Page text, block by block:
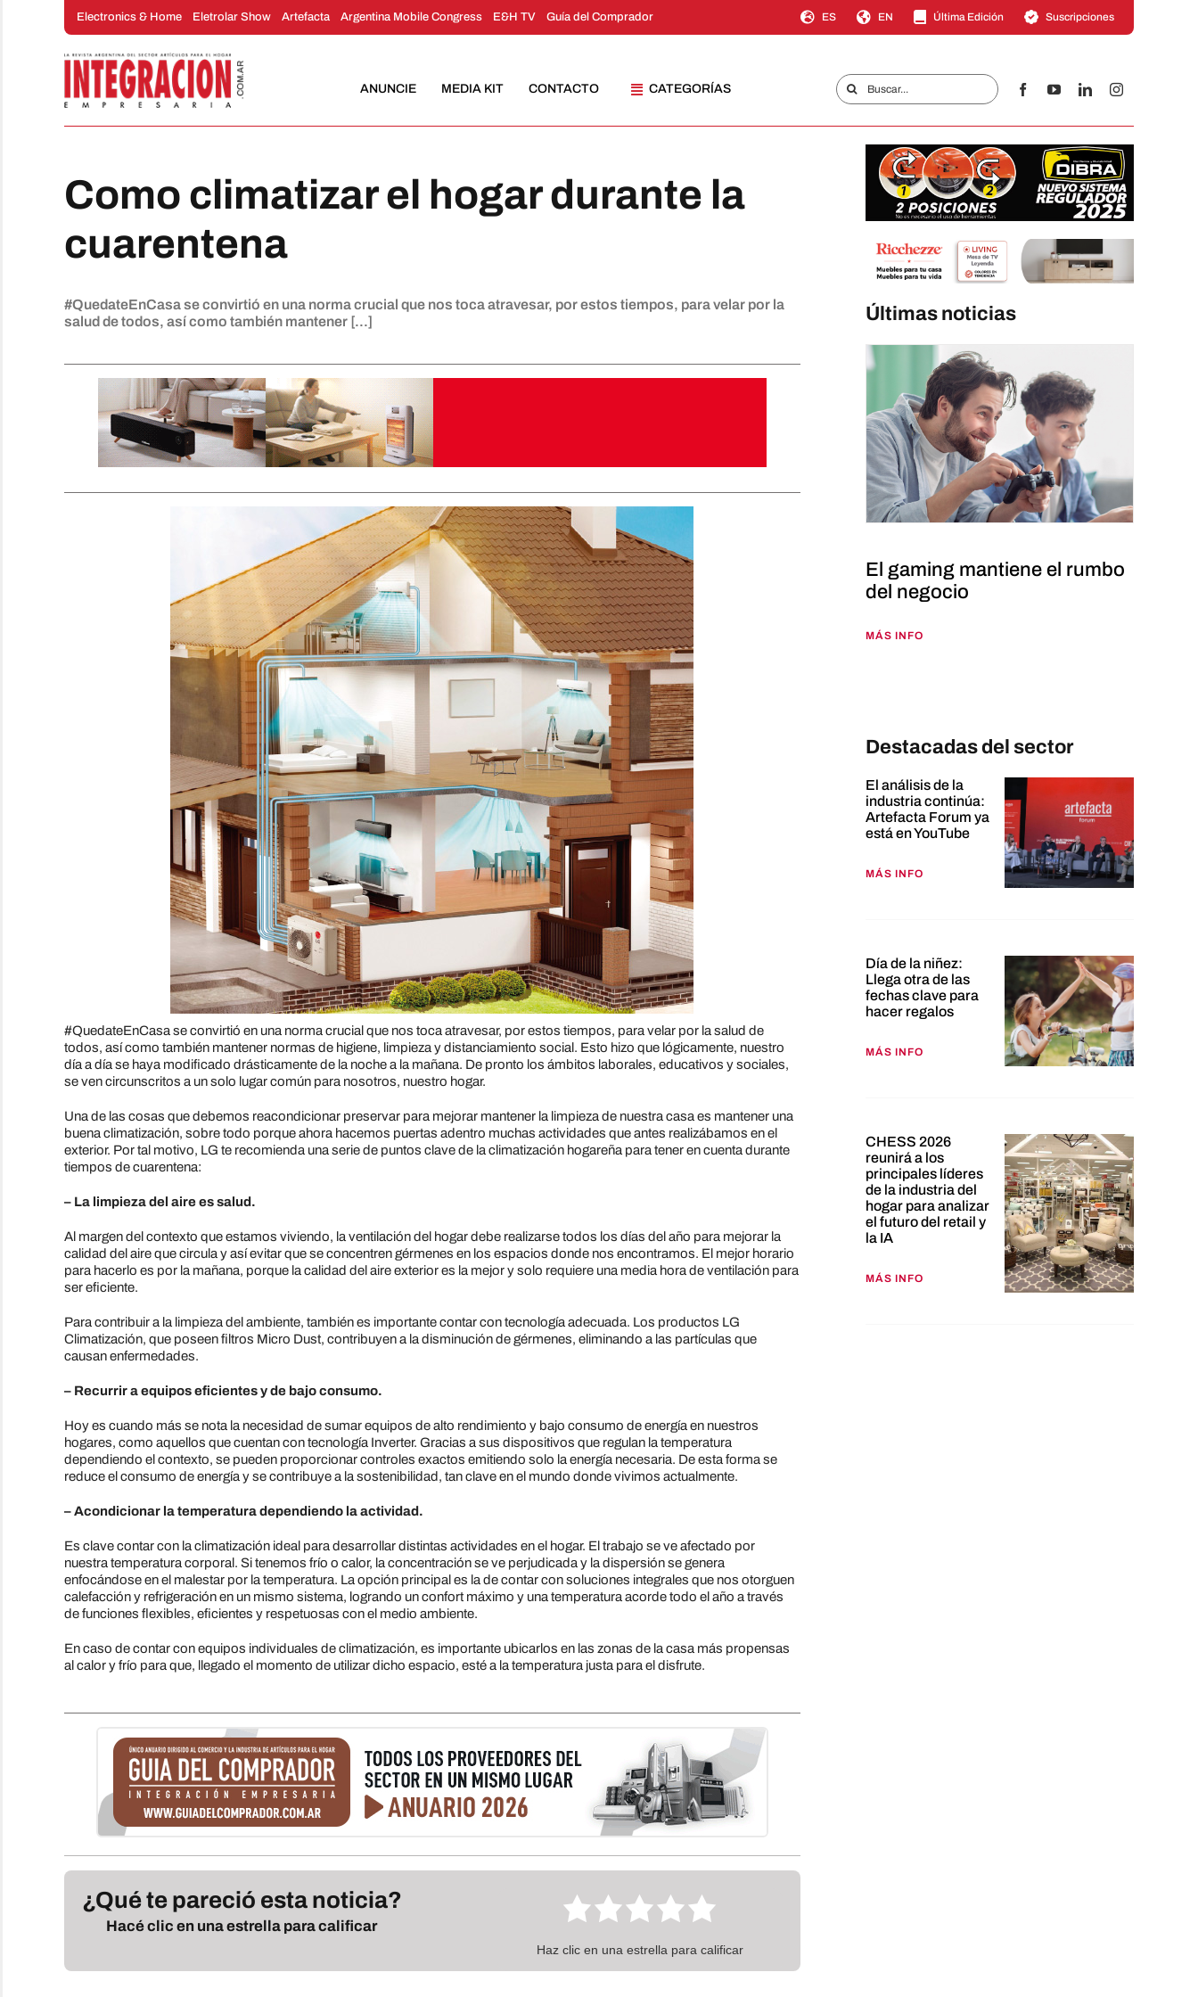
Electronics & Home Eletrolar Show Artefacta Argentina Mobile Congress E&H TV Guía del Comprador ES EN Última Edición Suscripciones
ANUNCIE MEDIA KIT CONTACTO CATEGORÍAS
Buscar:
Como climatizar el hogar durante la
cuarentena
#QuedateEnCasa se convirtió en una norma crucial que nos toca atravesar, por estos tiempos, para velar por la
salud de todos, así como también mantener [...]
#QuedateEnCasa se convirtió en una norma crucial que nos toca atravesar, por estos tiempos, para velar por la salud de
todos, así como también mantener normas de higiene, limpieza y distanciamiento social. Esto hizo que lógicamente, nuestro
día a día se haya modificado drásticamente de la noche a la mañana. De pronto los ámbitos laborales, educativos y sociales,
se ven circunscritos a un solo lugar común para nosotros, nuestro hogar.
Una de las cosas que debemos reacondicionar preservar para mejorar mantener la limpieza de nuestra casa es mantener una
buena climatización, sobre todo porque ahora hacemos puertas adentro muchas actividades que antes realizábamos en el
exterior. Por tal motivo, LG te recomienda una serie de puntos clave de la climatización hogareña para tener en cuenta durante
tiempos de cuarentena:
– La limpieza del aire es salud.
Al margen del contexto que estamos viviendo, la ventilación del hogar debe realizarse todos los días del año para mejorar la
calidad del aire que circula y así evitar que se concentren gérmenes en los espacios donde nos encontramos. El mejor horario
para hacerlo es por la mañana, porque la calidad del aire exterior es la mejor y solo requiere una media hora de ventilación para
ser eficiente.
Para contribuir a la limpieza del ambiente, también es importante contar con tecnología adecuada. Los productos LG
Climatización, que poseen filtros Micro Dust, contribuyen a la disminución de gérmenes, eliminando a las partículas que
causan enfermedades.
– Recurrir a equipos eficientes y de bajo consumo.
Hoy es cuando más se nota la necesidad de sumar equipos de alto rendimiento y bajo consumo de energía en nuestros
hogares, como aquellos que cuentan con tecnología Inverter. Gracias a sus dispositivos que regulan la temperatura
dependiendo el contexto, se pueden proporcionar controles exactos emitiendo solo la energía necesaria. De esta forma se
reduce el consumo de energía y se contribuye a la sostenibilidad, tan clave en el mundo donde vivimos actualmente.
– Acondicionar la temperatura dependiendo la actividad.
Es clave contar con la climatización ideal para desarrollar distintas actividades en el hogar. El trabajo se ve afectado por
nuestra temperatura corporal. Si tenemos frío o calor, la concentración se ve perjudicada y la dispersión se genera
enfocándose en el malestar por la temperatura. La opción principal es la de contar con soluciones integrales que nos otorguen
calefacción y refrigeración en un mismo sistema, logrando un confort máximo y una temperatura acorde todo el año a través
de funciones flexibles, eficientes y respetuosas con el medio ambiente.
En caso de contar con equipos individuales de climatización, es importante ubicarlos en las zonas de la casa más propensas
al calor y frío para que, llegado el momento de utilizar dicho espacio, esté a la temperatura justa para el disfrute.
¿Qué te pareció esta noticia?
Hacé clic en una estrella para calificar
Haz clic en una estrella para calificar
Últimas noticias
El gaming mantiene el rumbo
del negocio
MÁS INFO
Destacadas del sector
El análisis de la
industria continúa:
Artefacta Forum ya
está en YouTube
MÁS INFO
Día de la niñez:
Llega otra de las
fechas clave para
hacer regalos
MÁS INFO
CHESS 2026
reunirá a los
principales líderes
de la industria del
hogar para analizar
el futuro del retail y
la IA
MÁS INFO